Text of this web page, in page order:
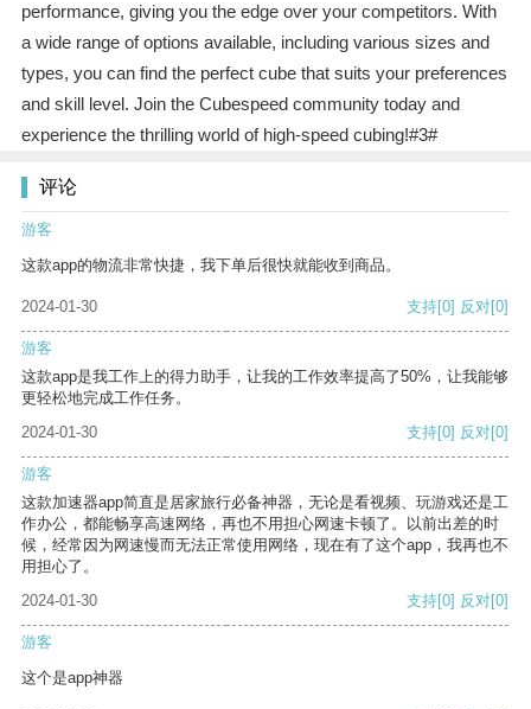
performance, giving you the edge over your competitors. With
a wide range of options available, including various sizes and
types, you can find the perfect cube that suits your preferences
and skill level. Join the Cubespeed community today and
experience the thrilling world of high-speed cubing!#3#
评论
游客
这款app的物流非常快捷，我下单后很快就能收到商品。
2024-01-30 支持[0] 反对[0]
游客
这款app是我工作上的得力助手，让我的工作效率提高了50%，让我能够
更轻松地完成工作任务。
2024-01-30
支持[0] 反对[0]
游客
这款加速器app简直是居家旅行必备神器，无论是看视频、玩游戏还是工
作办公，都能畅享高速网络，再也不用担心网速卡顿了。以前出差的时
候，经常因为网速慢而无法正常使用网络，现在有了这个app，我再也不
用担心了。
2024-01-30
支持[0] 反对[0]
游客
这个是app神器